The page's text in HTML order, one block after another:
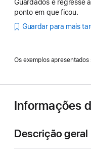
Guardados e regresse
ponto em que ficou.
Guardar para mais
Os exemplos
Informações
Descrição geral